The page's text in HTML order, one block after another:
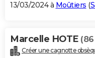
13/03/2024 à Moûtiers (
Marcelle HOTE
Créer une cagnotte